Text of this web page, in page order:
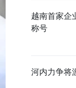
越南首家企
称号
河内力争将